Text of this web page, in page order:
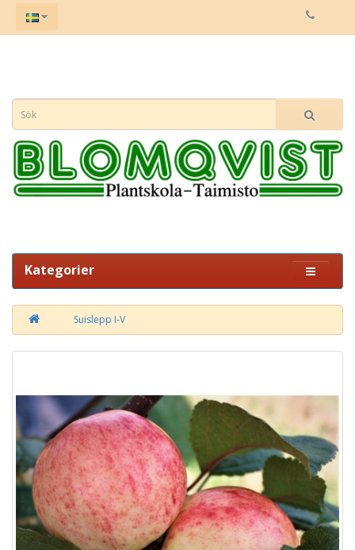
Kategorier
Suislepp I-V